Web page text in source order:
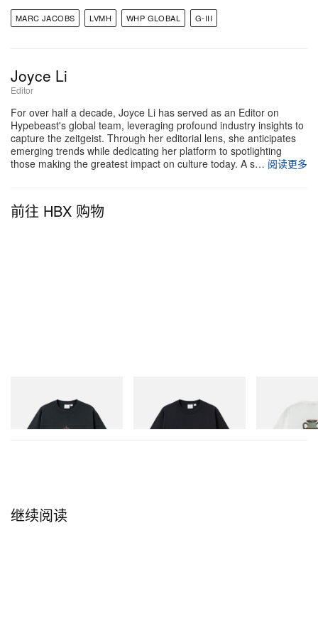
创意总监，并期待迎接这个崭新的亮丽篇章。」
惺惺相惜，感谢 Jacobs 为品牌以及整个 LVMH 集团
带来不可否认的深远影响。这项收购仍需履行惯常的
交割程序，预计将于 G-III 的财政第 3 季内正式完
成，该财季将于 2026 年 10 月结束。
MARC JACOBS LVMH WHP GLOBAL G-III
Joyce Li
Editor
For over half a decade, Joyce Li has served as an Editor on
Hypebeast's global team, leveraging profound industry insights to
capture the zeitgeist. Through her editorial lens, she anticipates
emerging trends while dedicating her platform to spotlighting
those making the greatest impact on culture today. A s… 阅读更多
前往 HBX 购物
Flame Tee
立刻购入
One Point Logo Tee
立刻购入
继续阅读